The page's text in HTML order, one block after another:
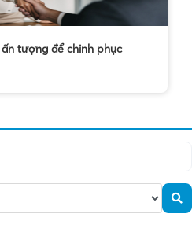
tượng để chinh phục